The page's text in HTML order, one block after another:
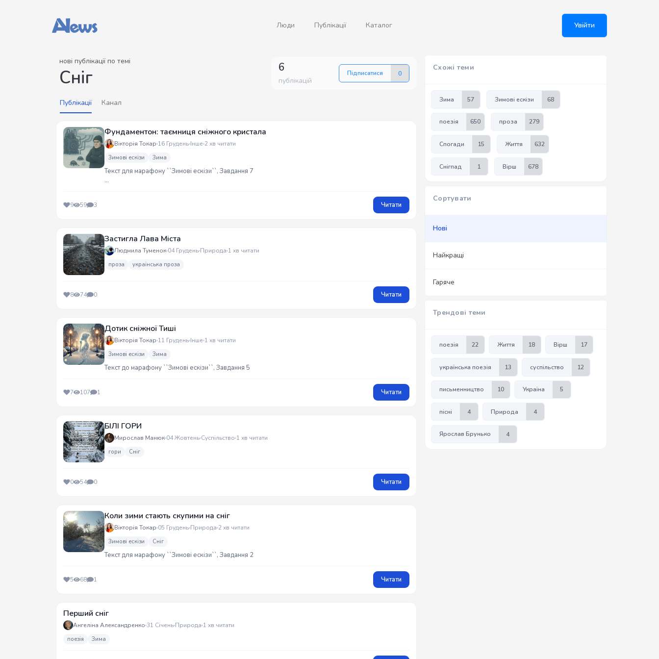
Люди Публікації Каталог Увійти
нові публікації по темі
Сніг 6
публікацій
Підписатися 0
Публікації Канал
Фундаментон: таємниця сніжного кристала
Вікторія Токар 16 Грудень Інше 2 хв читати
Зимові ескізи Зима
Текст для марафону ``Зимові ескізи``, Завдання 7
9 59 3 Читати
Застигла Лава Міста
Людмила Туменок 04 Грудень Природа 1 хв читати
проза українська проза
8 74 0 Читати
Дотик сніжної Тиші
Вікторія Токар 11 Грудень Інше 1 хв читати
Зимові ескізи Зима
Текст до марафону ``Зимові ескізи``, Завдання 5
7 107 1 Читати
БІЛІ ГОРИ
Мирослав Манюк 04 Жовтень Суспільство 1 хв читати
гори Сніг
0 54 0 Читати
Коли зими стають скупими на сніг
Вікторія Токар 05 Грудень Природа 2 хв читати
Зимові ескізи Сніг
Текст для марафону ``Зимові ескізи``, Завдання 2
5 68 1 Читати
Перший сніг
Ангеліна Александренко 31 Січень Природа 1 хв читати
поезія Зима
Схожі теми
Зима 57 Зимові ескізи 68
поезія 650 проза 279
Спогади 15 Життя 632
Снігпад 1 Вірш 678
Сортувати
Нові
Найкращі
Гаряче
Трендові теми
поезія 22 Життя 18 Вірш 17
українська поезія 13 суспільство 12
письменництво 10 Україна 5
пісні 4 Природа 4
Ярослав Брунько 4